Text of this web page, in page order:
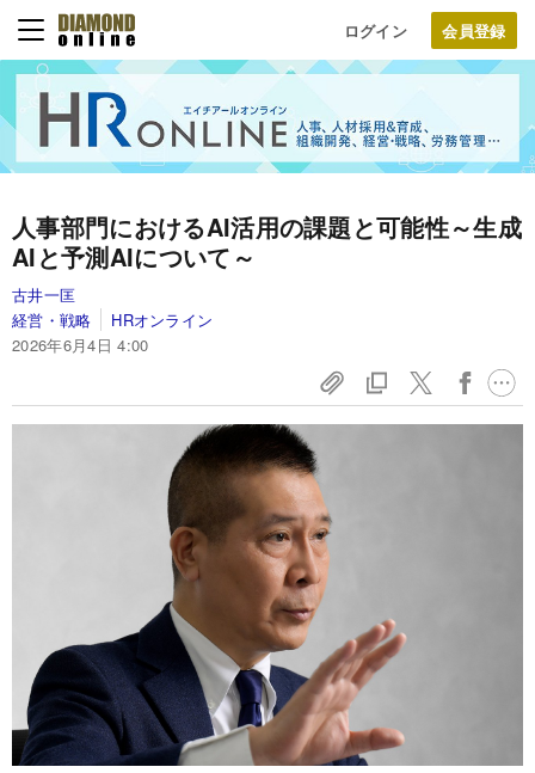
ログイン
人事部門におけるAI活用の課題と可能性～生成
AIと予測AIについて～
古井一匡
経営・戦略
HRオンライン
2026年6月4日 4:00